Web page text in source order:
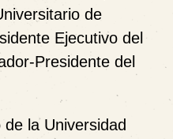
de
Ejecutivo del
Presidente del
la Universidad